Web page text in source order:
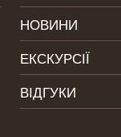
НОВИНИ
ЕКСКУРСІЇ
ВІДГУКИ